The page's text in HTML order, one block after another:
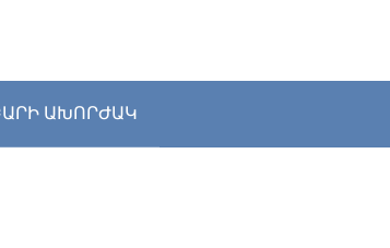
ԱԽՈՐԺԱԿ